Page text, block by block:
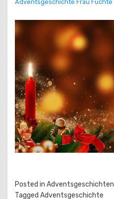
Adventsgeschichte Frau Fuchte
Posted in Adventsgeschichten
Tagged Adventsgeschichte